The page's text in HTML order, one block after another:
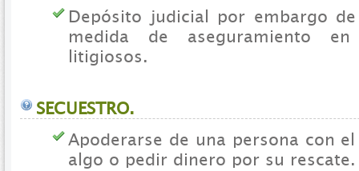
Depósito judicial por embargo
medida de aseguramiento
litigiosos.
SECUESTRO.
Apoderarse de una persona con
algo o pedir dinero por su rescate.